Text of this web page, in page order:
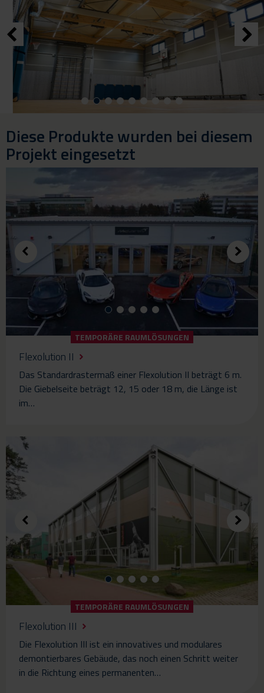
Diese Produkte wurden bei diesem
Projekt eingesetzt
TEMPORÄRE RAUMLÖSUNGEN
Flexolution II
Das Standardrastermaß einer Flexolution II beträgt 6 m.
Die Giebelseite beträgt 12, 15 oder 18 m, die Länge ist
im…
TEMPORÄRE RAUMLÖSUNGEN
Flexolution III
Die Flexolution III ist ein innovatives und modulares
demontierbares Gebäude, das noch einen Schritt weiter
in die Richtung eines permanenten…